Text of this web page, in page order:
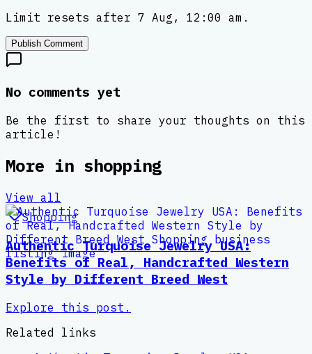
Limit resets after 7 Aug, 12:00 am.
Publish Comment
No comments yet
Be the first to share your thoughts on this
article!
More in shopping
View all
Shopping
Authentic Turquoise Jewelry USA:
Benefits of Real, Handcrafted Western
Style by Different Breed West
Explore this post.
Related links